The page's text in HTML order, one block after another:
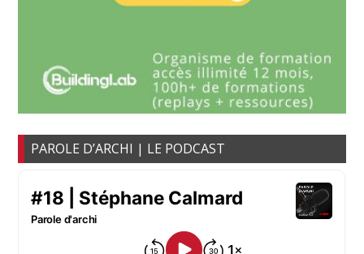
PAROLE D’ARCHI | LE PODCAST